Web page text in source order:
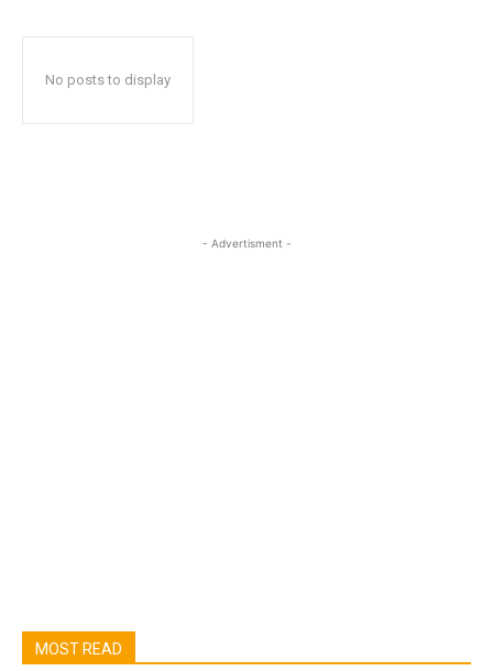
No posts to display
- Advertisment -
MOST READ